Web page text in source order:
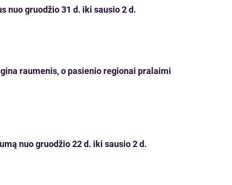
nuo gruodžio 31 d. iki sausio 2 d.
raumenis, o pasienio regionai pralaimi
nuo gruodžio 22 d. iki sausio 2 d.